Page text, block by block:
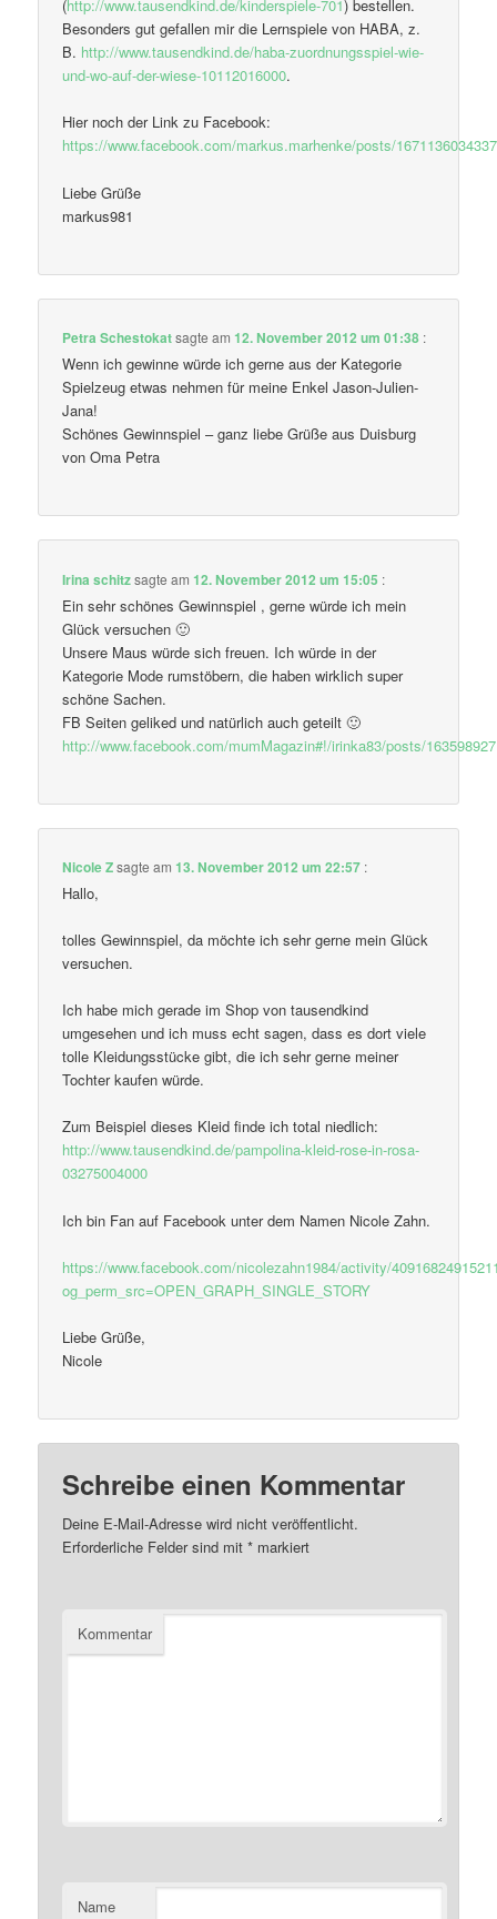
(http://www.tausendkind.de/kinderspiele-701) bestellen.
Besonders gut gefallen mir die Lernspiele von HABA, z.
B. http://www.tausendkind.de/haba-zuordnungsspiel-wie-
und-wo-auf-der-wiese-10112016000.
Hier noch der Link zu Facebook:
https://www.facebook.com/markus.marhenke/posts/
Liebe Grüße
markus981
Petra Schestokatsagte am12. November 2012 um 01:38 :
Wenn ich gewinne würde ich gerne aus der Kategorie
Spielzeug etwas nehmen für meine Enkel Jason-Julien-
Jana!
Schönes Gewinnspiel – ganz liebe Grüße aus Duisburg
von Oma Petra
Irina schitzsagte am12. November 2012 um 15:05 :
Ein sehr schönes Gewinnspiel , gerne würde ich mein
Glück versuchen 🙂
Unsere Maus würde sich freuen. Ich würde in der
Kategorie Mode rumstöbern, die haben wirklich super
schöne Sachen.
FB Seiten geliked und natürlich auch geteilt 🙂
http://www.facebook.com/mumMagazin#!/irinka83/posts/
Nicole Zsagte am13. November 2012 um 22:57 :
Hallo,
tolles Gewinnspiel, da möchte ich sehr gerne mein Glück
versuchen.
Ich habe mich gerade im Shop von tausendkind
umgesehen und ich muss echt sagen, dass es dort viele
tolle Kleidungsstücke gibt, die ich sehr gerne meiner
Tochter kaufen würde.
Zum Beispiel dieses Kleid finde ich total niedlich:
http://www.tausendkind.de/pampolina-kleid-rose-in-rosa-
03275004000
Ich bin Fan auf Facebook unter dem Namen Nicole Zahn.
https://www.facebook.com/nicolezahn1984/activity/
og_perm_src=OPEN_GRAPH_SINGLE_STORY
Liebe Grüße,
Nicole
Schreibe einen Kommentar
Deine E-Mail-Adresse wird nicht veröffentlicht.
Erforderliche Felder sind mit* markiert
Kommentar
Name